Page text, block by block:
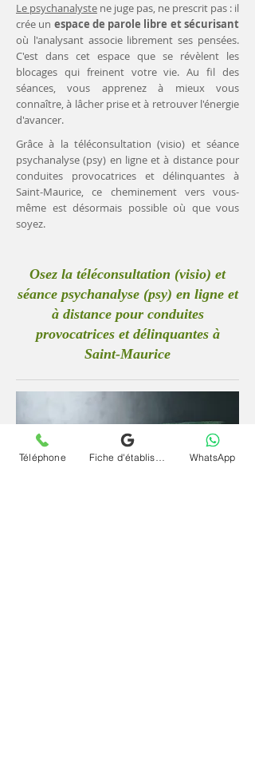
Le psychanalyste ne juge pas, ne prescrit pas : il
crée un espace de parole libre et sécurisant
où l'analysant associe librement ses pensées.
C'est dans cet espace que se révèlent les
blocages qui freinent votre vie. Au fil des
séances, vous apprenez à mieux vous
connaître, à lâcher prise et à retrouver l'énergie
d'avancer.
Grâce à la téléconsultation (visio) et séance
psychanalyse (psy) en ligne et à distance pour
conduites provocatrices et délinquantes à
Saint-Maurice, ce cheminement vers vous-
même est désormais possible où que vous
soyez.
Osez la téléconsultation (visio) et
séance psychanalyse (psy) en ligne et
à distance pour conduites
provocatrices et délinquantes à
Saint-Maurice
Téléphone WhatsApp